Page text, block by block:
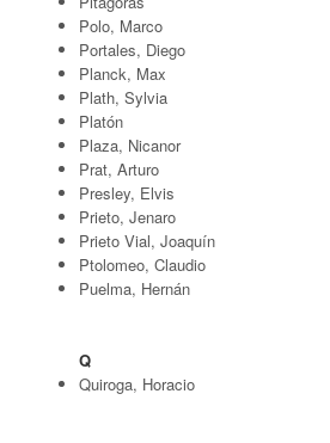
Polo, Marco
Portales, Diego
Planck, Max
Plath, Sylvia
Platón
Plaza, Nicanor
Prat, Arturo
Presley, Elvis
Prieto, Jenaro
Prieto Vial, Joaquín
Ptolomeo, Claudio
Puelma, Hernán
Q
Quiroga, Horacio